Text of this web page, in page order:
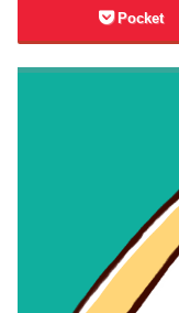
Pocket